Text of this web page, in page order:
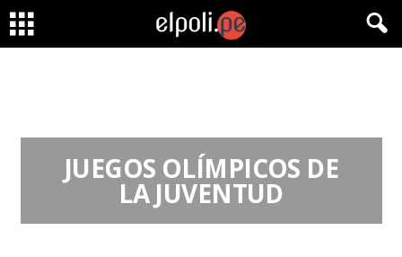
JUEGOS OLÍMPICOS DE
LA JUVENTUD